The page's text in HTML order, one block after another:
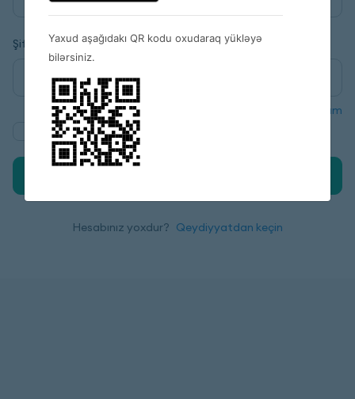
Şifrə
Şifrəmi unutdum
Məni xatırla
Hesabınız yoxdur? Qeydiyyatdan keçin
Yaxud aşağıdakı QR kodu oxudaraq yükləyə
bilərsiniz.